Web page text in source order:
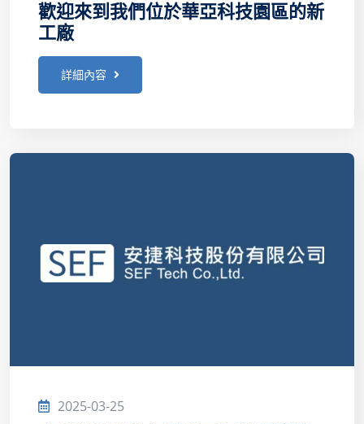
歡迎來到我們位於華亞科技園區的新
工廠
詳細內容
2025-03-25